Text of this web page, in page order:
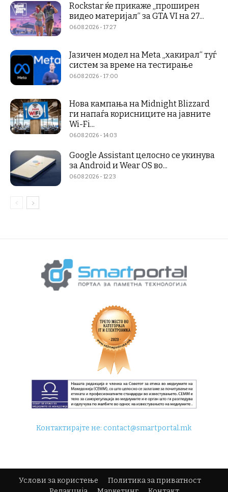
Rockstar ќе прикаже „проширен
видео материјал“ за GTA VI на 27...
06.08.2026 - 17:27
Јазичен модел на Meta „хакирал“ туѓ
систем за време на тестирање
06.08.2026 - 17:00
Нова кампања на Midnight Blizzard
ги напаѓа корисниците на јавните
Wi-Fi...
06.08.2026 - 14:03
Google Assistant целосно се укинува
за Android и Wear OS во...
06.08.2026 - 12:23
Контактирајте не:contact@smartportal.mk
Услови за користење
Политика за приватност